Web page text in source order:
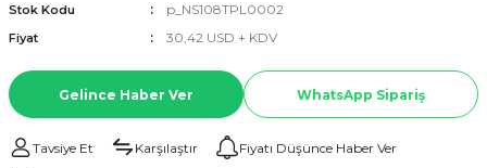
Stok Kodu p_NS108TPL0002
Fiyat 30,42 USD + KDV
Gelince Haber Ver WhatsApp Sipariş
Tavsiye Et Karşılaştır Fiyatı Düşünce Haber Ver